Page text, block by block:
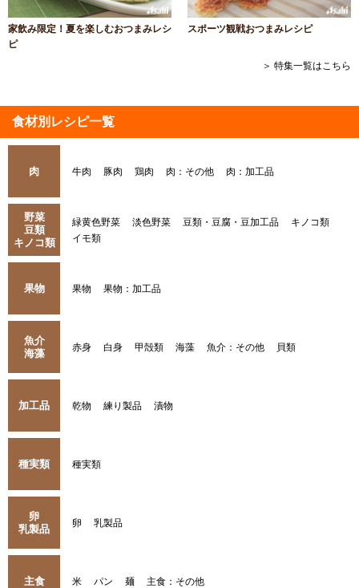
家飲み限定！夏を楽しむおつまみレシ
ピ
スポーツ観戦おつまみレシピ
＞ 特集一覧はこちら
食材別レシピ一覧
肉 牛肉 豚肉 鶏肉 肉：その他 肉：加工品
野菜
豆類
キノコ類
緑黄色野菜 淡色野菜 豆類・豆腐・豆加工品
キノコ類
イモ類
果物 果物 果物：加工品
魚介
海藻
赤身 白身 甲殻類 海藻 魚介：その他 貝類
加工品 乾物 練り製品 漬物
種実類 種実類
卵
乳製品
卵 乳製品
主食 米 パン 麺 主食：その他